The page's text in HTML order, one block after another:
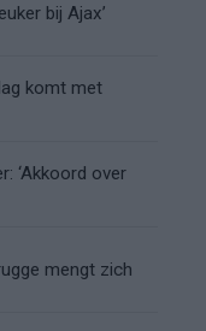
bij Ajax’
komt met
‘Akkoord over
mengt zich